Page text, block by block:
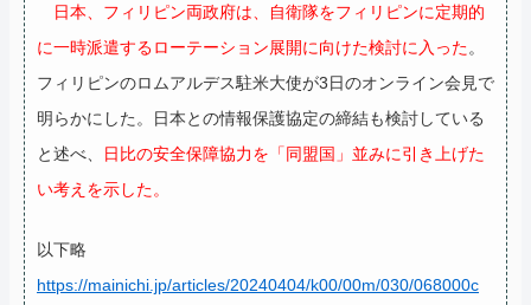
日本、フィリピン両政府は、自衛隊をフィリピンに定期的
に一時派遣するローテーション展開に向けた検討に入った。
フィリピンのロムアルデス駐米大使が3日のオンライン会見で
明らかにした。日本との情報保護協定の締結も検討している
と述べ、
日比の安全保障協力を「同盟国」並みに引き上げた
い考えを示した。
以下略
https://mainichi.jp/articles/20240404/k00/00m/030/068000c